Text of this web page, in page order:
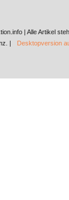
| Alle Artikel
|
Desktopversion